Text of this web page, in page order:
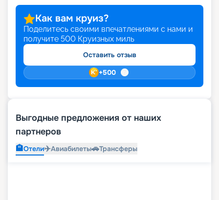
Как вам круиз?
Поделитесь своими впечатлениями с нами и
получите 500 Круизных миль
Оставить отзыв
+500
Выгодные предложения от наших
партнеров
🏨Отели✈️Авиабилеты🚗Трансферы